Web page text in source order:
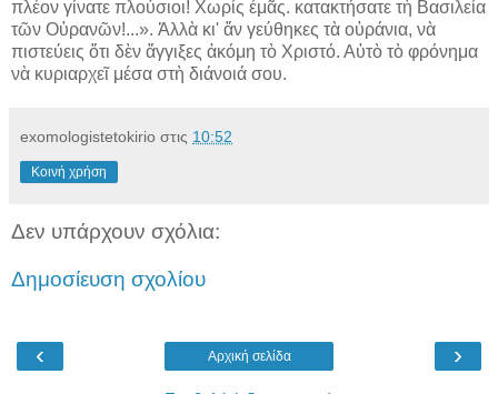
πλέον γίνατε πλούσιοι! Χωρίς έμᾶς. κατακτήσατε τὴ Βασιλεία
τῶν Οὐρανῶν!...». Ἀλλὰ κι' ἄν γεύθηκες τὰ οὐράνια, νὰ
πιστεύεις ὅτι δὲν ἄγγιξες ἀκόμη τὸ Χριστό. Αὐτὸ τὸ φρόνημα
νὰ κυριαρχεῖ μέσα στὴ διάνοιά σου.
exomologistetokirio στις 10:52
Κοινή χρήση
Δεν υπάρχουν σχόλια:
Δημοσίευση σχολίου
‹ ›
Αρχική σελίδα